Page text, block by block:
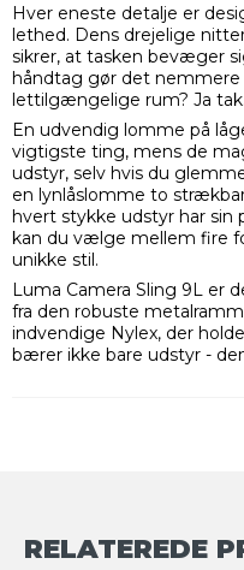
Hver eneste detalje er
lethed. Dens drejelige
sikrer, at tasken bevæger
håndtag gør det nemmere
lettilgængelige rum? Ja tak.
En udvendig lomme på
vigtigste ting, mens de
udstyr, selv hvis du
en lynlåslomme to
hvert stykke udstyr har sin
kan du vælge mellem fire
unikke stil.
Luma Camera Sling 9L er
fra den robuste
indvendige Nylex, der
bærer ikke bare udstyr -
RELATEREDE